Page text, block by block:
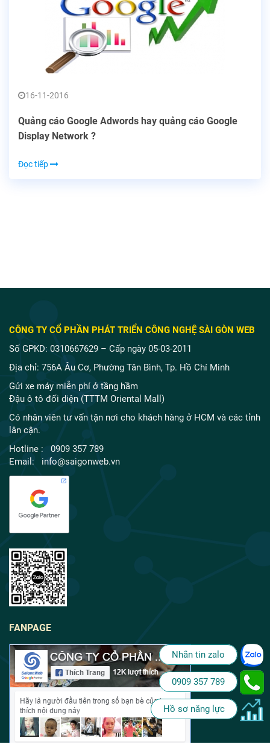
16-11-2016
Quảng cáo Google Adwords hay quảng cáo Google
Display Network ?
Đọc tiếp
CÔNG TY CỔ PHẦN PHÁT TRIỂN CÔNG NGHỆ SÀI GÒN WEB
Số GPKD: 0310667629 – Cấp ngày 05-03-2011
Địa chỉ: 756A Âu Cơ, Phường Tân Bình, Tp. Hồ Chí Minh
Gửi xe máy miễn phí ở tầng hầm
Đậu ô tô đối diện (TTTM Oriental Mall)
Có nhân viên tư vấn tận nơi cho khách hàng ở HCM và các tỉnh
lân cận.
Hotline : 0909 357 789
Email: info@saigonweb.vn
FANPAGE
Nhắn tin zalo
0909 357 789
Hồ sơ năng lực